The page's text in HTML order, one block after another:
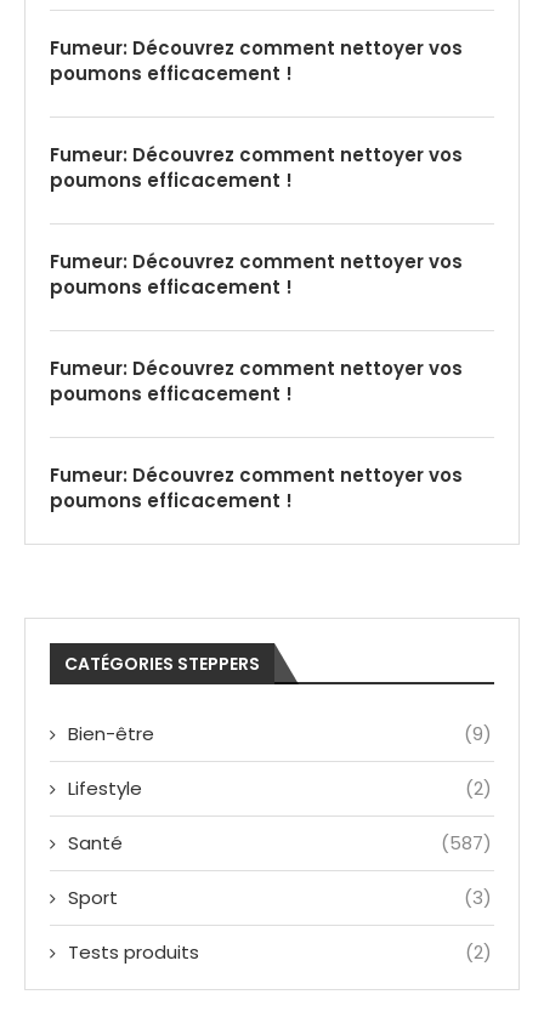
Fumeur: Découvrez comment nettoyer vos
poumons efficacement !
Fumeur: Découvrez comment nettoyer vos
poumons efficacement !
Fumeur: Découvrez comment nettoyer vos
poumons efficacement !
Fumeur: Découvrez comment nettoyer vos
poumons efficacement !
Fumeur: Découvrez comment nettoyer vos
poumons efficacement !
CATÉGORIES STEPPERS
Bien-être (9)
Lifestyle (2)
Santé (587)
Sport (3)
Tests produits (2)